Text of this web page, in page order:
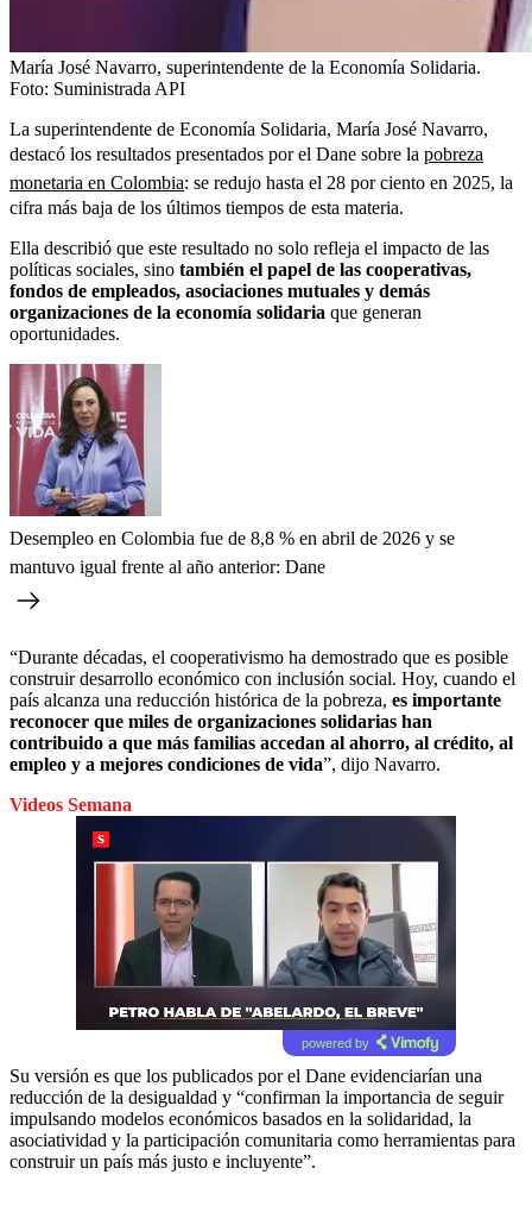
María José Navarro, superintendente de la Economía Solidaria.
Foto: Suministrada API
La superintendente de Economía Solidaria, María José Navarro,
destacó los resultados presentados por el Dane sobre la pobreza
monetaria en Colombia: se redujo hasta el 28 por ciento en 2025, la
cifra más baja de los últimos tiempos de esta materia.
Ella describió que este resultado no solo refleja el impacto de las
políticas sociales, sino también el papel de las cooperativas,
fondos de empleados, asociaciones mutuales y demás
organizaciones de la economía solidaria que generan
oportunidades.
Desempleo en Colombia fue de 8,8 % en abril de 2026 y se
mantuvo igual frente al año anterior: Dane
“Durante décadas, el cooperativismo ha demostrado que es posible
construir desarrollo económico con inclusión social. Hoy, cuando el
país alcanza una reducción histórica de la pobreza, es importante
reconocer que miles de organizaciones solidarias han
contribuido a que más familias accedan al ahorro, al crédito, al
empleo y a mejores condiciones de vida”, dijo Navarro.
Videos Semana
powered by
Su versión es que los publicados por el Dane evidenciarían una
reducción de la desigualdad y “confirman la importancia de seguir
impulsando modelos económicos basados en la solidaridad, la
asociatividad y la participación comunitaria como herramientas para
construir un país más justo e incluyente”.